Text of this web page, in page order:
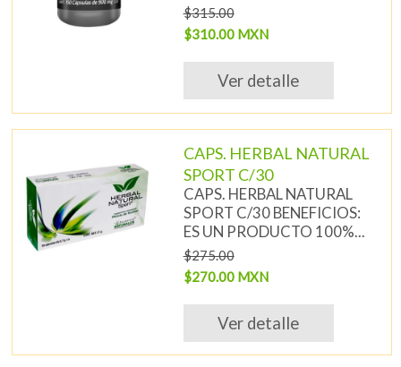
$315.00
$310.00 MXN
Ver detalle
CAPS. HERBAL NATURAL
SPORT C/30
CAPS. HERBAL NATURAL
SPORT C/30 BENEFICIOS:
ES UN PRODUCTO 100%...
$275.00
$270.00 MXN
Ver detalle